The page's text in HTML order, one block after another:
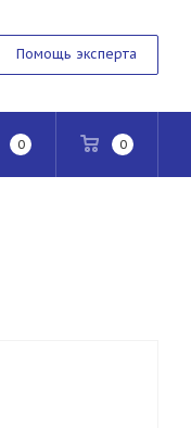
Помощь эксперта
0 0